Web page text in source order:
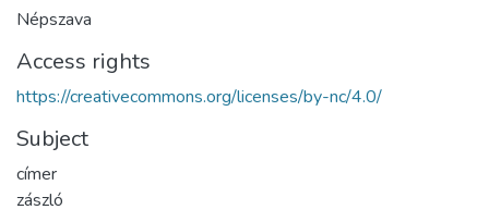
Népszava
Access rights
https://creativecommons.org/licenses/by-nc/4.0/
Subject
címer
zászló